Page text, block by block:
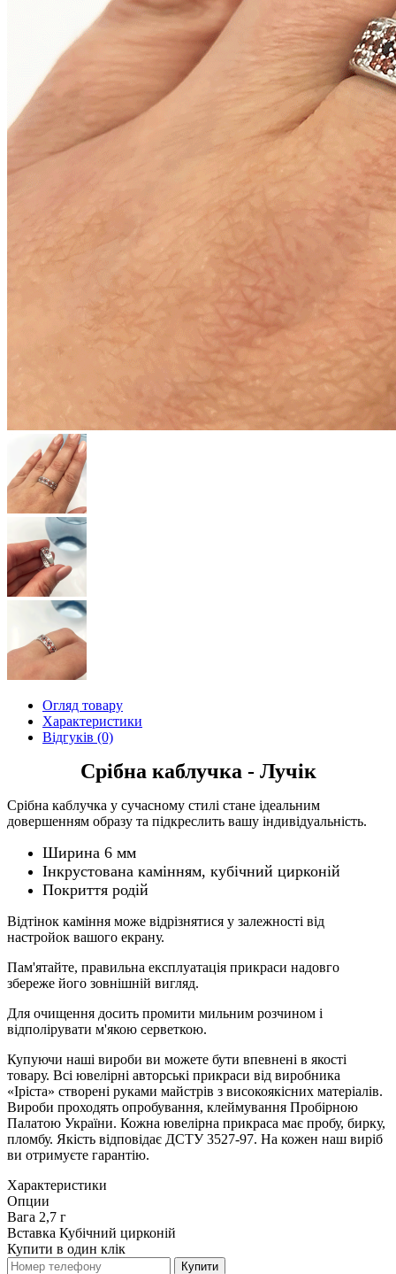
Огляд товару
Характеристики
Відгуків (0)
Срібна каблучка - Лучік
Срібна каблучка у сучасному стилі стане ідеальним
довершенням образу та підкреслить вашу індивідуальність.
Ширина 6 мм
Інкрустована камінням, кубічний цирконій
Покриття родій
Відтінок каміння може відрізнятися у залежності від
настройок вашого екрану.
Пам'ятайте, правильна експлуатація прикраси надовго
збереже його зовнішній вигляд.
Для очищення досить промити мильним розчином і
відполірувати м'якою серветкою.
Купуючи наші вироби ви можете бути впевнені в якості
товару. Всі ювелірні авторські прикраси від виробника
«Іріста» створені руками майстрів з високоякісних матеріалів.
Вироби проходять опробування, клеймування Пробірною
Палатою України. Кожна ювелірна прикраса має пробу, бирку,
пломбу. Якість відповідає ДСТУ 3527-97. На кожен наш виріб
ви отримуєте гарантію.
Характеристики
Опции
Вага 2,7 г
Вставка Кубічний цирконій
Купити в один клік
Купити